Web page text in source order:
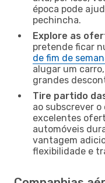
época pode
pechincha.
Explore as
pretende ficar
de fim de
alugar um
grandes
Tire partido
ao subscrever o
excelentes
automóveis
vantagem
flexibilidade e